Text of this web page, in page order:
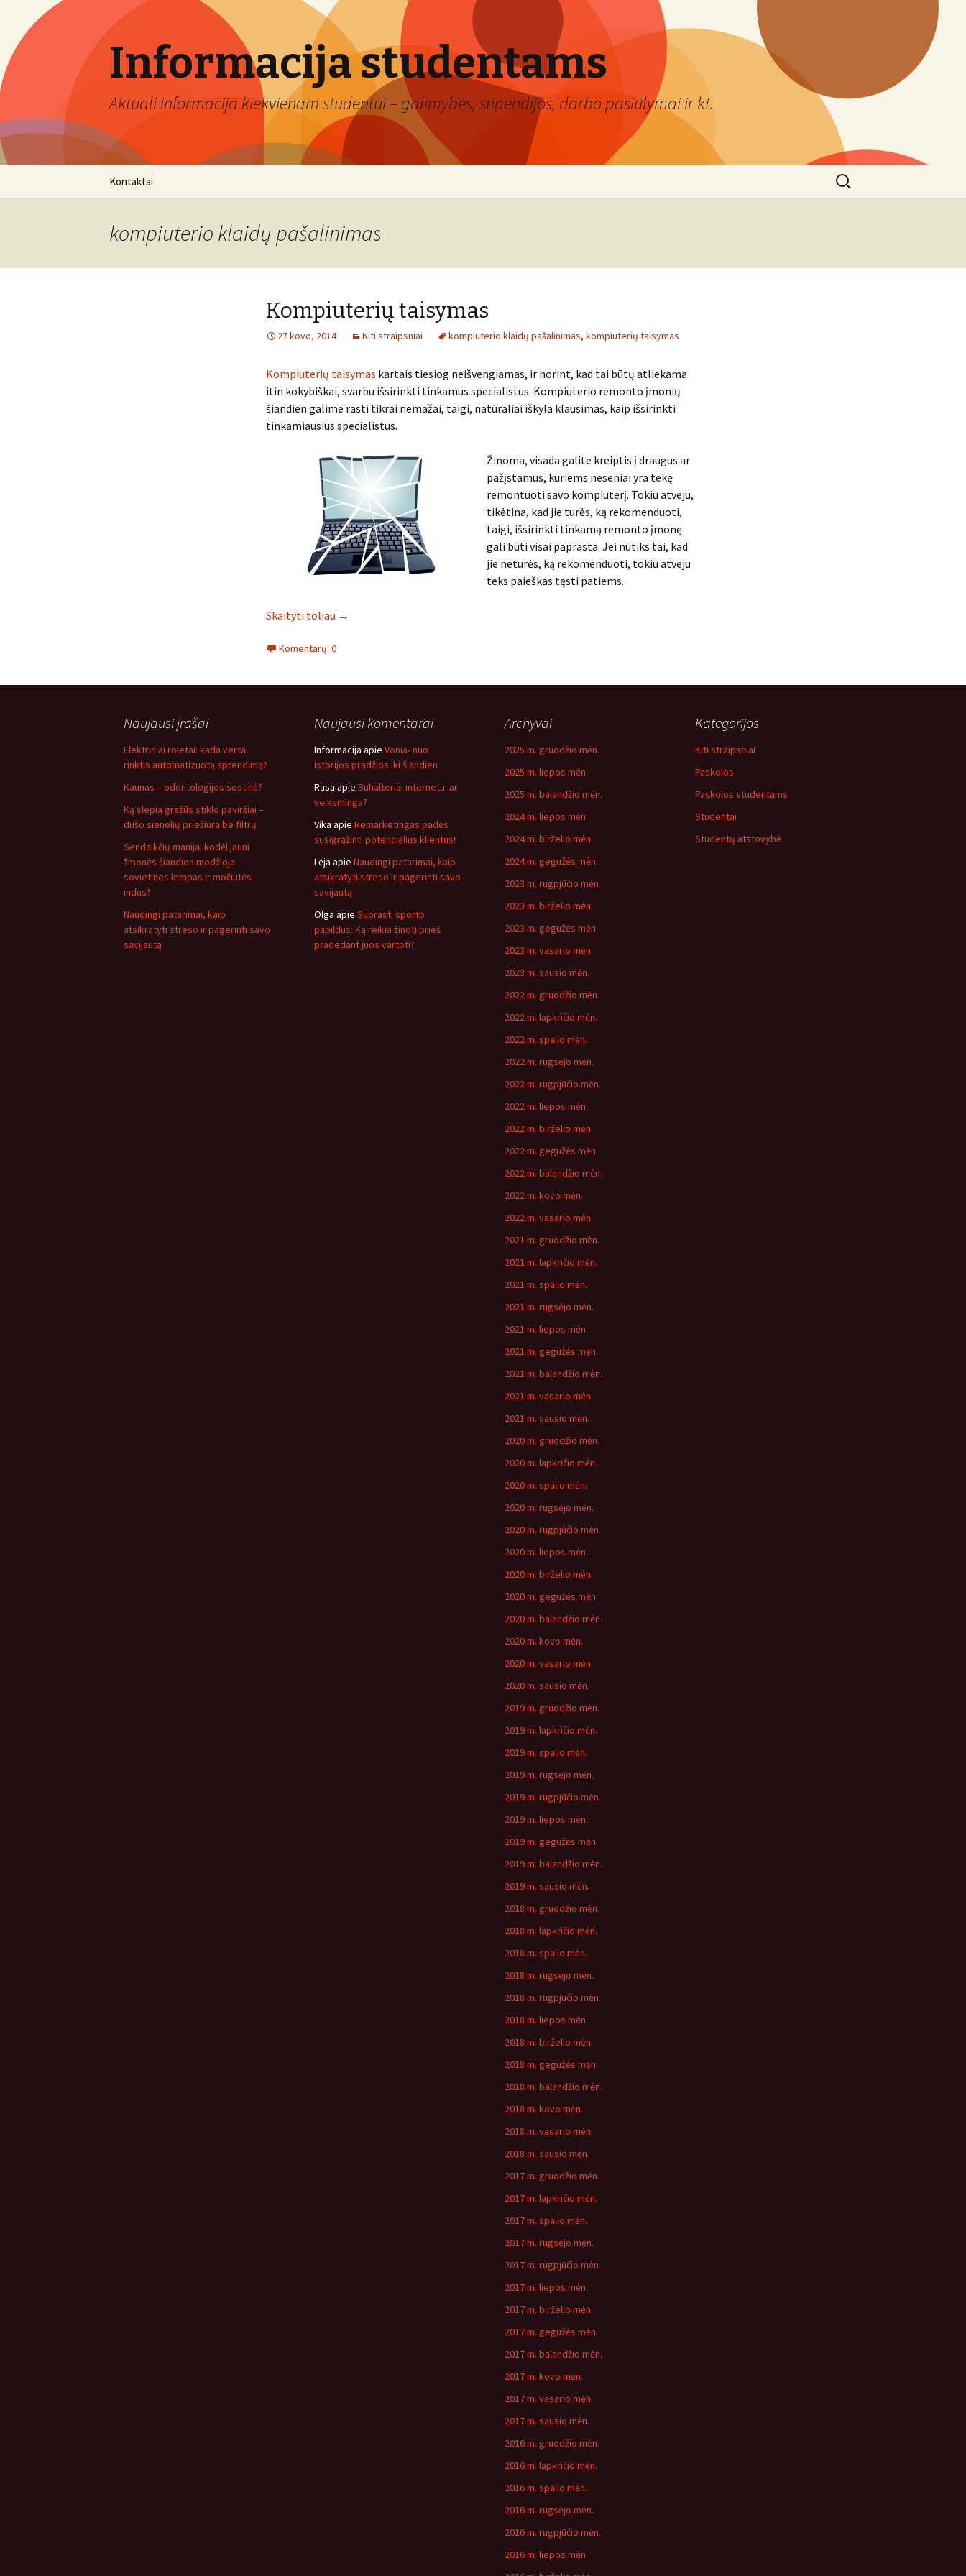
Informacija studentams
Aktuali informacija kiekvienam studentui – galimybės, stipendijos, darbo pasiūlymai ir kt.
Kontaktai
Ieškoti:
kompiuterio klaidų pašalinimas
Kompiuterių taisymas
27 kovo, 2014 Kiti straipsniai kompiuterio klaidų pašalinimas, kompiuterių taisymas
Kompiuterių taisymas kartais tiesiog neišvengiamas, ir norint, kad tai būtų atliekama
itin kokybiškai, svarbu išsirinkti tinkamus specialistus. Kompiuterio remonto įmonių
šiandien galime rasti tikrai nemažai, taigi, natūraliai iškyla klausimas, kaip išsirinkti
tinkamiausius specialistus.
Žinoma, visada galite kreiptis į draugus ar
pažįstamus, kuriems neseniai yra tekę
remontuoti savo kompiuterį. Tokiu atveju,
tikėtina, kad jie turės, ką rekomenduoti,
taigi, išsirinkti tinkamą remonto įmonę
gali būti visai paprasta. Jei nutiks tai, kad
jie neturės, ką rekomenduoti, tokiu atveju
teks paieškas tęsti patiems.
Skaityti toliau →
Komentarų: 0
Naujausi įrašai
Elektriniai roletai: kada verta
rinktis automatizuotą sprendimą?
Kaunas – odontologijos sostinė?
Ką slepia gražūs stiklo paviršiai –
dušo sienelių priežiūra be filtrų
Sendaikčių manija: kodėl jauni
žmonės šiandien medžioja
sovietines lempas ir močiutės
indus?
Naudingi patarimai, kaip
atsikratyti streso ir pagerinti savo
savijautą
Naujausi komentarai
Informacija apie Vonia- nuo
istorijos pradžios iki šiandien
Rasa apie Buhalteriai internetu: ar
veiksminga?
Vika apie Remarketingas padės
susigrąžinti potencialius klientus!
Lėja apie Naudingi patarimai, kaip
atsikratyti streso ir pagerinti savo
savijautą
Olga apie Suprasti sporto
papildus: Ką reikia žinoti prieš
pradedant juos vartoti?
Archyvai
2025 m. gruodžio mėn.
2025 m. liepos mėn.
2025 m. balandžio mėn.
2024 m. liepos mėn.
2024 m. birželio mėn.
2024 m. gegužės mėn.
2023 m. rugpjūčio mėn.
2023 m. birželio mėn.
2023 m. gegužės mėn.
2023 m. vasario mėn.
2023 m. sausio mėn.
2022 m. gruodžio mėn.
2022 m. lapkričio mėn.
2022 m. spalio mėn.
2022 m. rugsėjo mėn.
2022 m. rugpjūčio mėn.
2022 m. liepos mėn.
2022 m. birželio mėn.
2022 m. gegužės mėn.
2022 m. balandžio mėn.
2022 m. kovo mėn.
2022 m. vasario mėn.
2021 m. gruodžio mėn.
2021 m. lapkričio mėn.
2021 m. spalio mėn.
2021 m. rugsėjo mėn.
2021 m. liepos mėn.
2021 m. gegužės mėn.
2021 m. balandžio mėn.
2021 m. vasario mėn.
2021 m. sausio mėn.
2020 m. gruodžio mėn.
2020 m. lapkričio mėn.
2020 m. spalio mėn.
2020 m. rugsėjo mėn.
2020 m. rugpjūčio mėn.
2020 m. liepos mėn.
2020 m. birželio mėn.
2020 m. gegužės mėn.
2020 m. balandžio mėn.
2020 m. kovo mėn.
2020 m. vasario mėn.
2020 m. sausio mėn.
2019 m. gruodžio mėn.
2019 m. lapkričio mėn.
2019 m. spalio mėn.
2019 m. rugsėjo mėn.
2019 m. rugpjūčio mėn.
2019 m. liepos mėn.
2019 m. gegužės mėn.
2019 m. balandžio mėn.
2019 m. sausio mėn.
2018 m. gruodžio mėn.
2018 m. lapkričio mėn.
2018 m. spalio mėn.
2018 m. rugsėjo mėn.
2018 m. rugpjūčio mėn.
2018 m. liepos mėn.
2018 m. birželio mėn.
2018 m. gegužės mėn.
2018 m. balandžio mėn.
2018 m. kovo mėn.
2018 m. vasario mėn.
2018 m. sausio mėn.
2017 m. gruodžio mėn.
2017 m. lapkričio mėn.
2017 m. spalio mėn.
2017 m. rugsėjo mėn.
2017 m. rugpjūčio mėn.
2017 m. liepos mėn.
2017 m. birželio mėn.
2017 m. gegužės mėn.
2017 m. balandžio mėn.
2017 m. kovo mėn.
2017 m. vasario mėn.
2017 m. sausio mėn.
2016 m. gruodžio mėn.
2016 m. lapkričio mėn.
2016 m. spalio mėn.
2016 m. rugsėjo mėn.
2016 m. rugpjūčio mėn.
2016 m. liepos mėn.
Kategorijos
Kiti straipsniai
Paskolos
Paskolos studentams
Studentai
Studentų atstovybė